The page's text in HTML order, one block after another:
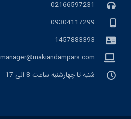
02166597231
09304117299
1457883393
manager@makiandampars.com
شنبه تا چهارشنبه ساعت 8 الی 17